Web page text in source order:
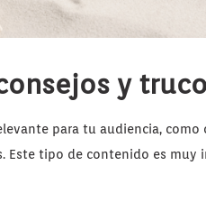
y
para tu audiencia, como
Este tipo de contenido es